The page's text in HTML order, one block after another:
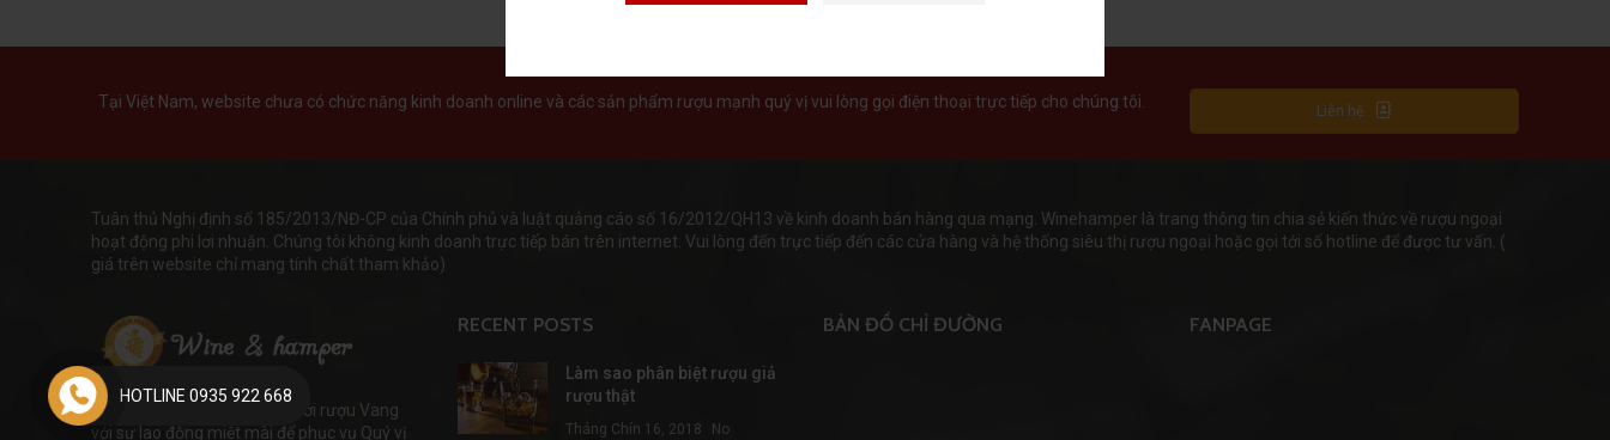
Tại Việt Nam, website chưa có chức năng kinh doanh online và các sản phẩm rượu mạnh quý vị vui lòng gọi điện thoại trực tiếp cho chúng tôi. Liên hệ
Tuân thủ Nghị định số 185/2013/NĐ-CP của Chính phủ và luật quảng cáo số 16/2012/QH13 về kinh doanh bán hàng qua mạng. Winehamper là trang thông tin chia sẻ kiến thức về rượu ngoại
hoạt động phi lơi nhuận. Chúng tôi không kinh doanh trực tiếp bán trên internet. Vui lòng đến trực tiếp đến các cửa hàng và hệ thống siêu thị rượu ngoại hoặc gọi tới số hotline để được tư vấn. (
giá trên website chỉ mang tính chất tham khảo)
WineHamper đem đến thế giới rượu Vang
với sự lao động miệt mài để phục vụ Quý vị
RECENT POSTS
Làm sao phân biệt rượu giả
rượu thật
Tháng Chín 16, 2018 No
BẢN ĐỒ CHỈ ĐƯỜNG FANPAGE
HOTLINE 0935 922 668